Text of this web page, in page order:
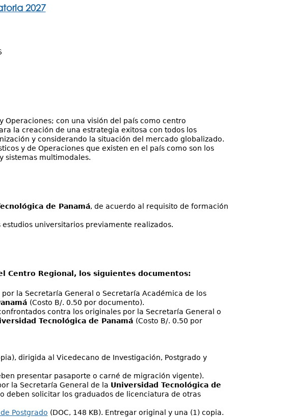
2027
con una visión del país como centro
la creación de una estrategia exitosa con todos los
y considerando la situación del mercado globalizado.
y de Operaciones que existen en el país como son los
sistemas multimodales.
de Panamá, de acuerdo al requisito de formación
universitarios previamente realizados.
Centro Regional, los siguientes documentos:
la Secretaría General o Secretaría Académica de los
(Costo B/. 0.50 por documento).
contra los originales por la Secretaría General o
Tecnológica de Panamá (Costo B/. 0.50 por
dirigida al Vicedecano de Investigación, Postgrado y
presentar pasaporte o carné de migración vigente).
la Secretaría General de la Universidad Tecnológica de
deben solicitar los graduados de licenciatura de otras
Postgrado (DOC, 148 KB). Entregar original y una (1) copia.